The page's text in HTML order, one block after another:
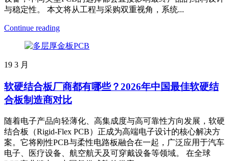
与稳定性。 本文将从工程与采购双重视角，系统...
Continue reading
19 3 月
软硬结合板厂商都有哪些？2026年中国最佳软硬结
合板制造商对比
随着电子产品向轻薄化、高集成度与高可靠性方向发展，软硬
结合板（Rigid-Flex PCB）正成为高端电子设计的核心解决方
案。它将刚性PCB与柔性电路板融合在一起，广泛应用于汽车
电子、医疗设备、航空航天及可穿戴设备等领域。 在全球